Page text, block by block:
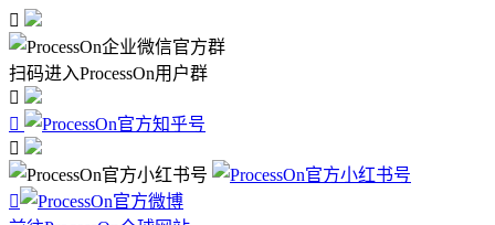

扫码进入ProcessOn用户群



